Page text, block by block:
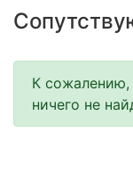
К сожалению,
ничего не